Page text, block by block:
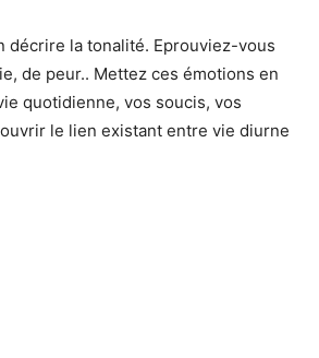
décrire la tonalité. Eprouviez-vous
de peur.. Mettez ces émotions en
quotidienne, vos soucis, vos
le lien existant entre vie diurne